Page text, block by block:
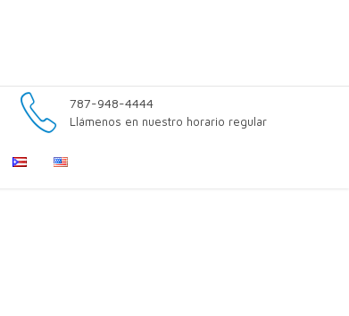
787-948-4444
Llámenos en nuestro horario regular